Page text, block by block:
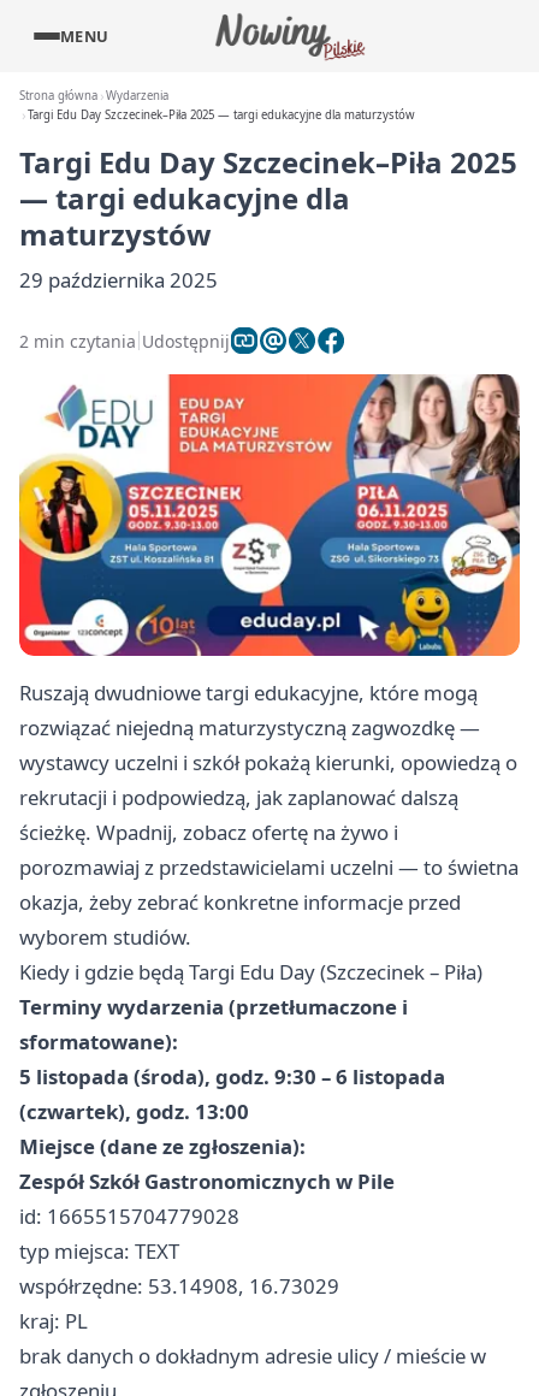
MENU
Strona główna Wydarzenia
Targi Edu Day Szczecinek–Piła 2025 — targi edukacyjne dla maturzystów
Targi Edu Day Szczecinek–Piła 2025
— targi edukacyjne dla
maturzystów
29 października 2025
2 min czytania Udostępnij
Ruszają dwudniowe targi edukacyjne, które mogą
rozwiązać niejedną maturzystyczną zagwozdkę —
wystawcy uczelni i szkół pokażą kierunki, opowiedzą o
rekrutacji i podpowiedzą, jak zaplanować dalszą
ścieżkę. Wpadnij, zobacz ofertę na żywo i
porozmawiaj z przedstawicielami uczelni — to świetna
okazja, żeby zebrać konkretne informacje przed
wyborem studiów.
Kiedy i gdzie będą Targi Edu Day (Szczecinek – Piła)
Terminy wydarzenia (przetłumaczone i
sformatowane):
5 listopada (środa), godz. 9:30 – 6 listopada
(czwartek), godz. 13:00
Miejsce (dane ze zgłoszenia):
Zespół Szkół Gastronomicznych w Pile
id: 1665515704779028
typ miejsca: TEXT
współrzędne: 53.14908, 16.73029
kraj: PL
brak danych o dokładnym adresie ulicy / mieście w